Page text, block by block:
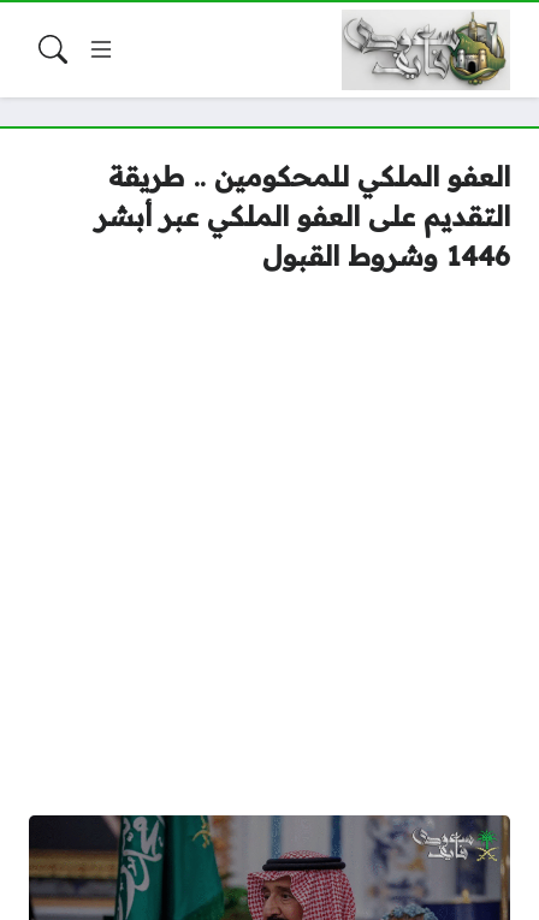
العفو الملكي للمحكومين .. طريقة
التقديم على العفو الملكي عبر أبشر
1446 وشروط القبول